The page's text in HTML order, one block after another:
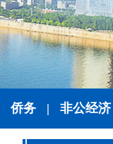
侨务 | 非公经济